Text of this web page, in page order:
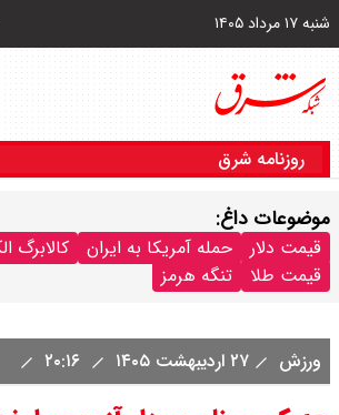
شنبه ۱۷ مرداد ۱۴۰۵
روزنامه شرق
موضوعات داغ:
قیمت دلار حمله آمریکا به ایران
کالابرگ
قیمت طلا
تنگه هرمز
ورزش ۲۷ اردیبهشت ۱۴۰۵